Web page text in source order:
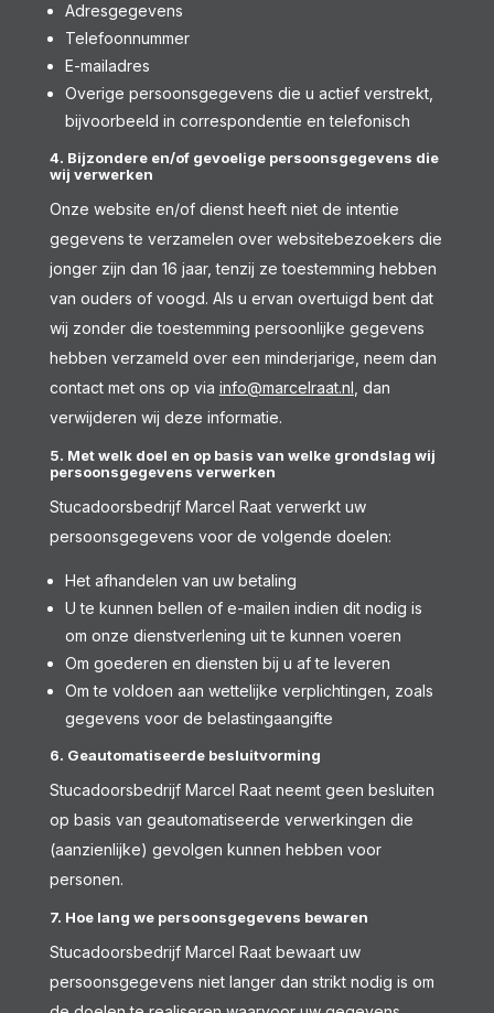
Adresgegevens
Telefoonnummer
E-mailadres
Overige persoonsgegevens die u actief verstrekt,
bijvoorbeeld in correspondentie en telefonisch
4. Bijzondere en/of gevoelige persoonsgegevens die
wij verwerken
Onze website en/of dienst heeft niet de intentie
gegevens te verzamelen over websitebezoekers die
jonger zijn dan 16 jaar, tenzij ze toestemming hebben
van ouders of voogd. Als u ervan overtuigd bent dat
wij zonder die toestemming persoonlijke gegevens
hebben verzameld over een minderjarige, neem dan
contact met ons op via info@marcelraat.nl , dan
verwijderen wij deze informatie.
5. Met welk doel en op basis van welke grondslag wij
persoonsgegevens verwerken
Stucadoorsbedrijf Marcel Raat verwerkt uw
persoonsgegevens voor de volgende doelen:
Het afhandelen van uw betaling
U te kunnen bellen of e-mailen indien dit nodig is
om onze dienstverlening uit te kunnen voeren
Om goederen en diensten bij u af te leveren
Om te voldoen aan wettelijke verplichtingen, zoals
gegevens voor de belastingaangifte
6. Geautomatiseerde besluitvorming
Stucadoorsbedrijf Marcel Raat neemt geen besluiten
op basis van geautomatiseerde verwerkingen die
(aanzienlijke) gevolgen kunnen hebben voor
personen.
7. Hoe lang we persoonsgegevens bewaren
Stucadoorsbedrijf Marcel Raat bewaart uw
persoonsgegevens niet langer dan strikt nodig is om